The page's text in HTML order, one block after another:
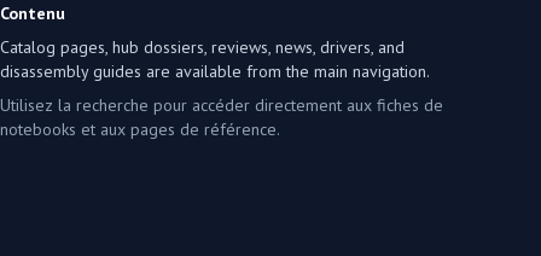
Contenu
Catalog pages, hub dossiers, reviews, news, drivers, and
disassembly guides are available from the main navigation.
Utilisez la recherche pour accéder directement aux fiches de
notebooks et aux pages de référence.